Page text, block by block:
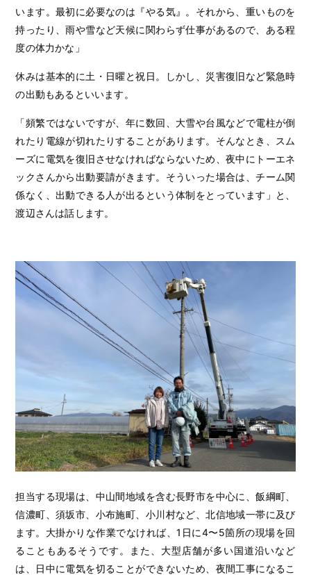
います。最初に必要なのは『やる気』。それから、重いものを
持ったり、雨や雪など天候に関わらず仕事があるので、ある程
度の体力かな」
休みは基本的に土・日曜と祝日。しかし、災害復旧など緊急時
の出動もあるといいます。
「頻繁ではないですが、年に数回、大雪や台風などで電柱が倒
れたり電線が切れたりすることがあります。そんなとき、スム
ーズに電気を復旧させなければならないため、夜中にトーエネ
ックさんから出動要請がきます。そういった場合は、チーム関
係なく、出動できる人が出るという体制をとっています」と、
渡辺さんは話します。
担当する現場は、中山間地域を含む長野市を中心に、飯綱町、
信濃町、須坂市、小布施町、小川村など、北信地域一帯に及び
ます。大掛かりな作業でなければ、1日に4〜5箇所の現場を回
ることもあるそうです。また、大型店舗が多い国道沿いなど
は、日中に電気を切ることができないため、夜間工事になるこ